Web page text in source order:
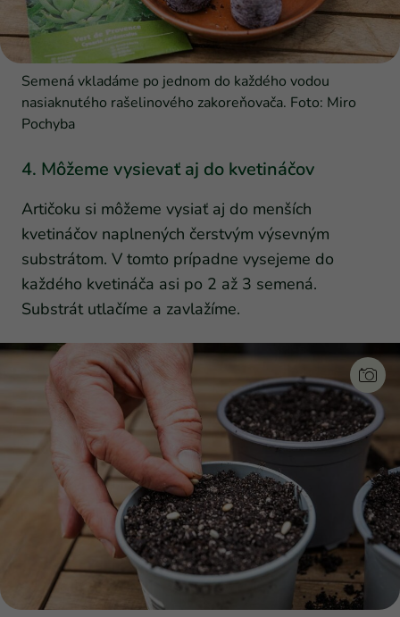
Semená vkladáme po jednom do každého vodou
nasiaknutého rašelinového zakoreňovača. Foto: Miro
Pochyba
4. Môžeme vysievať aj do kvetináčov
Artičoku si môžeme vysiať aj do menších
kvetináčov naplnených čerstvým výsevným
substrátom. V tomto prípadne vysejeme do
každého kvetináča asi po 2 až 3 semená.
Substrát utlačíme a zavlažíme.